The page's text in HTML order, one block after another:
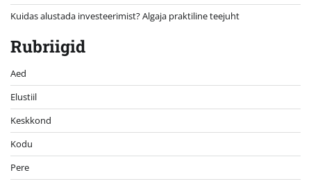
Kuidas alustada investeerimist? Algaja praktiline teejuht
Rubriigid
Aed
Elustiil
Keskkond
Kodu
Pere